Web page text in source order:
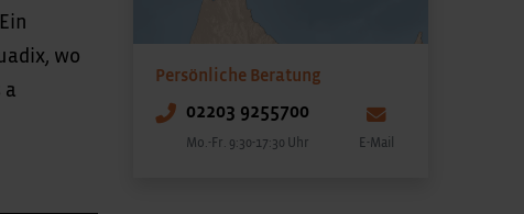
Persönliche Beratung
02203 9255700
Mo.-Fr. 9:30-17:30 Uhr E-Mail
wo
a